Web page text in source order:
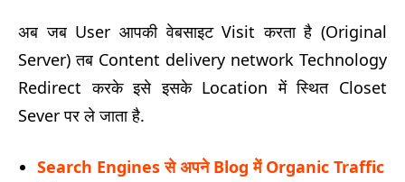
अब जब User आपकी वेबसाइट Visit करता है (Original
Server) तब Content delivery network Technology
Redirect करके इसे इसके Location में स्थित Closet
Sever पर ले जाता है.
Search Engines से अपने Blog में Organic Traffic